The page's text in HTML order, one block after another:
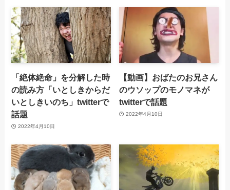
「絶体絶命」を分解した時
の読み方「いとしきからだ
いとしきいのち」twitterで
話題
2022年4月10日
【動画】おばたのお兄さん
のウソップのモノマネが
twitterで話題
2022年4月10日